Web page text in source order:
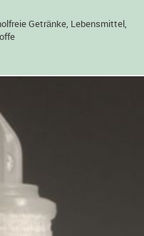
Getränke, Lebensmittel,